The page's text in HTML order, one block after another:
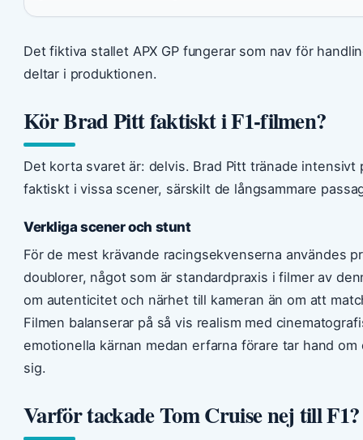
Det fiktiva stallet APX GP fungerar som nav för
deltar i produktionen.
Kör Brad Pitt faktiskt i F1-filmen?
Det korta svaret är: delvis. Brad Pitt tränade intensivt
faktiskt i vissa scener, särskilt de långsammare
Verkliga scener och stunt
För de mest krävande racingsekvenserna användes
doublorer, något som är standardpraxis i filmer av
om autenticitet och närhet till kameran än om att
Filmen balanserar på så vis realism med
emotionella kärnan medan erfarna förare tar hand
sig.
Varför tackade Tom Cruise nej till F1?